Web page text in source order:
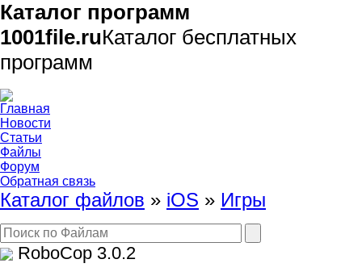
Каталог программ
1001file.ruКаталог бесплатных
программ
Главная
Новости
Статьи
Файлы
Форум
Обратная связь
Каталог файлов » iOS » Игры
RoboCop 3.0.2